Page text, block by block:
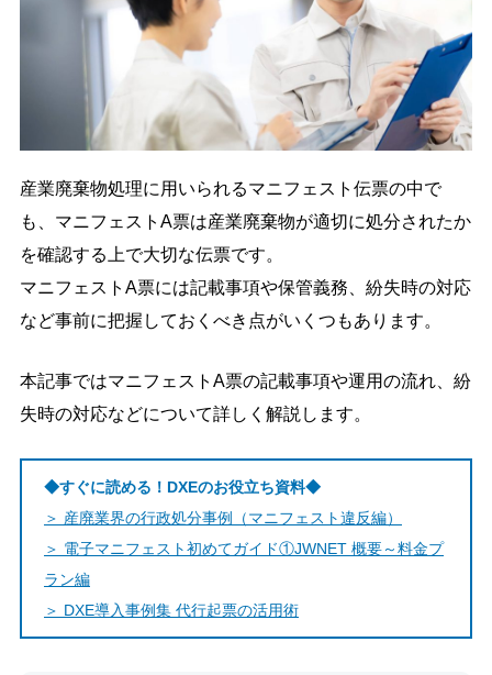
料金プラン
導入事例 コラム
お役立ち資料 よくあるご質問
お問い合わせ
ご導入がお済みの方
産業廃棄物処理に用いられるマニフェスト伝票の中で
も、マニフェストA票は産業廃棄物が適切に処分されたか
を確認する上で大切な伝票です。
マニフェストA票には記載事項や保管義務、紛失時の対応
など事前に把握しておくべき点がいくつもあります。
本記事ではマニフェストA票の記載事項や運用の流れ、紛
失時の対応などについて詳しく解説します。
◆すぐに読める！DXEのお役立ち資料◆
＞ 産廃業界の行政処分事例（マニフェスト違反編）
＞ 電子マニフェスト初めてガイド①JWNET 概要～料金プ
ラン編
＞ DXE導入事例集 代行起票の活用術